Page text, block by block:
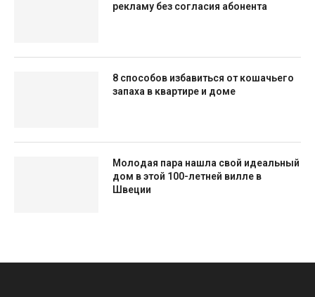
рекламу без согласия абонента
8 способов избавиться от кошачьего
запаха в квартире и доме
Молодая пара нашла свой идеальный
дом в этой 100-летней вилле в
Швеции